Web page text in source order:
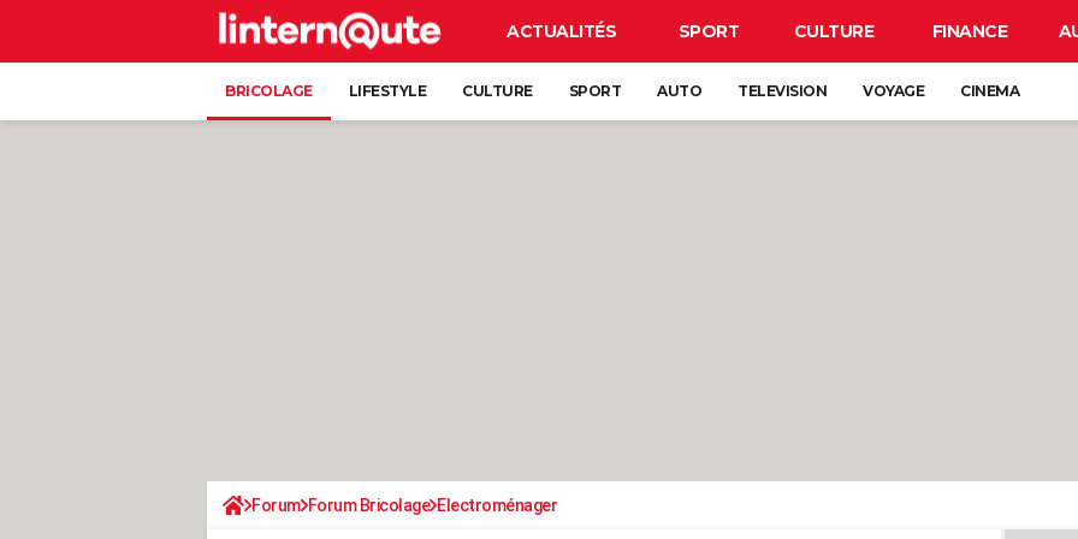
ACTUALITÉS SPORT CULTURE FINANCE
BRICOLAGE LIFESTYLE CULTURE SPORT AUTO TELEVISION VOYAGE CINEMA
Forum Forum Bricolage Electroménager